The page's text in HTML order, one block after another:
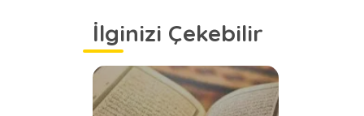
İlginizi Çekebilir